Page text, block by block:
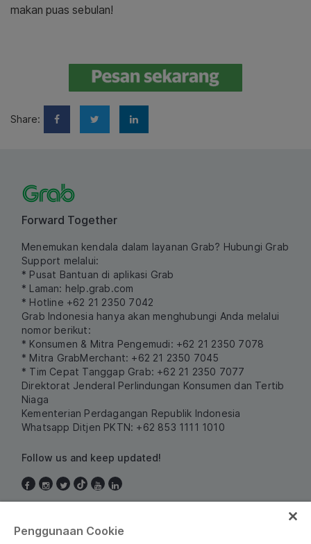
makan puas sebulan!
Share:
Forward Together
Menemukan kendala dalam layanan Grab? Hubungi Grab
Support melalui:
* Pusat Bantuan di aplikasi Grab
* Laman: help.grab.com
* Hotline +62 21 2350 7042
Grab Indonesia hanya akan menghubungi Anda melalui
nomor berikut:
* Konsumen & Mitra Pengemudi: +62 21 2350 7078
* Mitra GrabMerchant: +62 21 2350 7045
* Tim Cepat Tanggap Grab: +62 21 2350 7077
Direktorat Jenderal Perlindungan Konsumen dan Tertib
Niaga
Kementerian Perdagangan Republik Indonesia
Whatsapp Ditjen PKTN: +62 853 1111 1010
Follow us and keep updated!
Penggunaan Cookie